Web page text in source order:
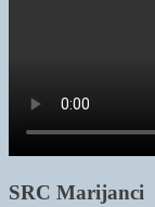
SRC Marijanci